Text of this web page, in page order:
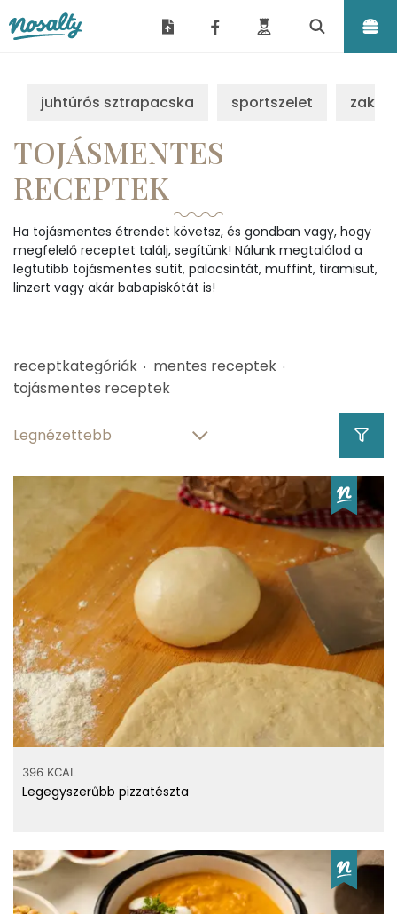
juhtúrós sztrapacska sportszelet
TOJÁSMENTES
RECEPTEK
Ha tojásmentes étrendet követsz, és gondban vagy, hogy
megfelelő receptet találj, segítünk! Nálunk megtalálod a
legtutibb tojásmentes sütit, palacsintát, muffint, tiramisut,
linzert vagy akár babapiskótát is!
receptkategóriák
mentes receptek
tojásmentes receptek
396 KCAL
Legegyszerűbb pizzatészta